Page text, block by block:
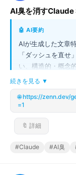
AI臭を消す
🤖 AI要約
AIが生成した文章
「ダッシュを直せ
い、構造的・概念
slop-jp」を開発し
らず、AIが陥りが
メタファー、均一
味のある文章に近
に悩む方は、ぜひ
続きを見る ▼
🌐 https://zenn.dev/
=1
🔖 詳細
#Claude #AI臭